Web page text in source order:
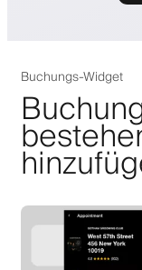
Buchungs-Widget